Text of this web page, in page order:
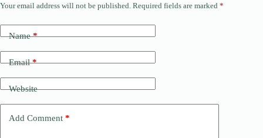
Your email address will not be published. Required fields are marked *
Name*
Email*
Website
Add Comment *